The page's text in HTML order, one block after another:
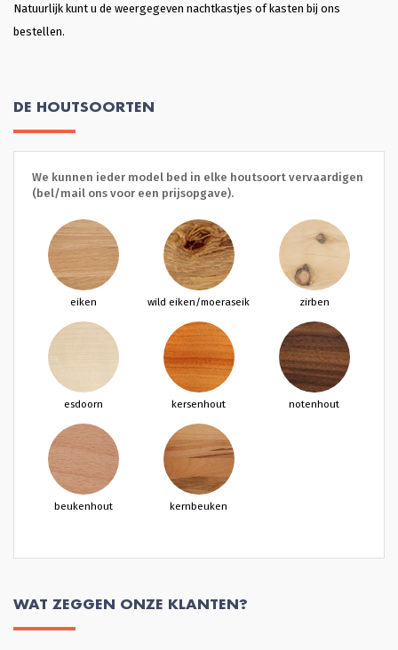
Natuurlijk kunt u de weergegeven nachtkastjes of kasten bij ons
bestellen.
DE HOUTSOORTEN
We kunnen ieder model bed in elke houtsoort vervaardigen
(bel/mail ons voor een prijsopgave).
eiken wild eiken/moeraseik zirben
esdoorn kersenhout notenhout
beukenhout kernbeuken
WAT ZEGGEN ONZE KLANTEN?